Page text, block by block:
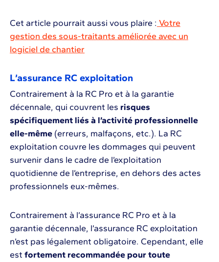
Cet article pourrait aussi vous plaire : Votre
gestion des sous-traitants améliorée avec un
logiciel de chantier
L’assurance RC exploitation
Contrairement à la RC Pro et à la garantie
décennale, qui couvrent les risques
spécifiquement liés à l’activité professionnelle
elle-même (erreurs, malfaçons, etc.). La RC
exploitation couvre les dommages qui peuvent
survenir dans le cadre de l’exploitation
quotidienne de l’entreprise, en dehors des actes
professionnels eux-mêmes.
Contrairement à l’assurance RC Pro et à la
garantie décennale, l’assurance RC exploitation
n’est pas légalement obligatoire. Cependant, elle
est fortement recommandée pour toute